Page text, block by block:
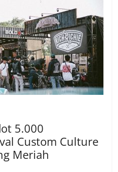
5.000
Custom Culture
Meriah